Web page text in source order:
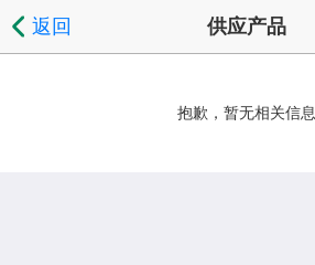
返回 供应产品
抱歉，暂无相关信息